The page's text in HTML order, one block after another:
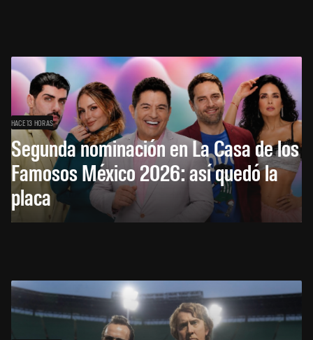
HACE 13 HORAS
Segunda nominación en La Casa de los
Famosos México 2026: así quedó la
placa